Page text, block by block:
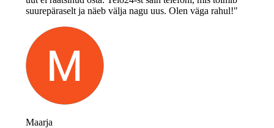
suurepäraselt ja näeb välja nagu uus. Olen väga rahul!"
Maarja